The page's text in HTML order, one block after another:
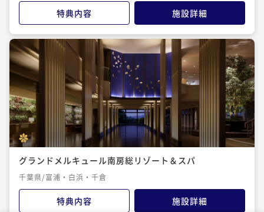
特典内容 施設詳細
グランドメルキュール南房総リゾート＆スパ
千葉県/富浦・白浜・千倉
特典内容 施設詳細